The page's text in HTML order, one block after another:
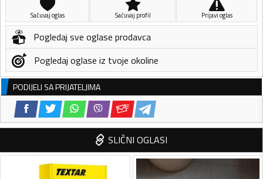
Sačuvaj oglas Sačuvaj profil Prijavi oglas
Pogledaj sve oglase prodavca
Pogledaj oglase iz tvoje okoline
PODIJELI SA PRIJATELJIMA
SLIČNI OGLASI